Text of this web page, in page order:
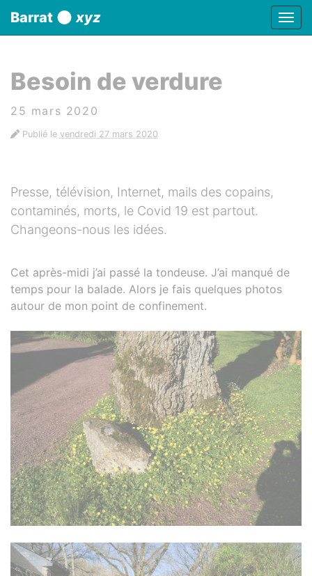
Barrat xyz
Besoin de verdure
25 mars 2020
Publié le vendredi 27 mars 2020
Presse, télévision, Internet, mails des copains,
contaminés, morts, le Covid 19 est partout.
Changeons-nous les idées.
Cet après-midi j’ai passé la tondeuse. J’ai manqué de
temps pour la balade. Alors je fais quelques photos
autour de mon point de confinement.
Panneau de gestion des cookies